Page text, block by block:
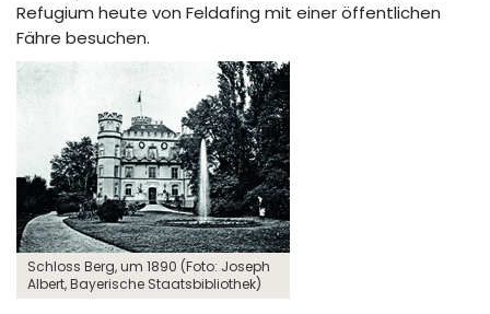
Refugium heute von Feldafing mit einer öffentlichen
Fähre besuchen.
Schloss Berg, um 1890 (Foto: Joseph
Albert, Bayerische Staatsbibliothek)